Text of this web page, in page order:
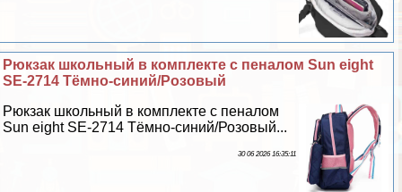
Рюкзак школьный в комплекте с пеналом Sun eight
SE-2714 Тёмно-синий/Розовый
Рюкзак школьный в комплекте с пеналом
Sun eight SE-2714 Тёмно-синий/Розовый...
30 06 2026 16:35:11